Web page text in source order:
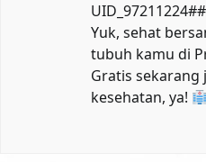
Yuk, sehat
tubuh kamu di
Gratis sekarang
kesehatan, ya!